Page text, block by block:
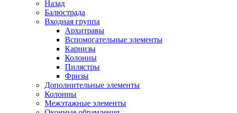
Назад
Балюстрада
Входная группа
Архитравы
Вспомогательные элементы
Карнизы
Колонны
Пилястры
Фризы
Дополнительные элементы
Колонны
Межэтажные элементы